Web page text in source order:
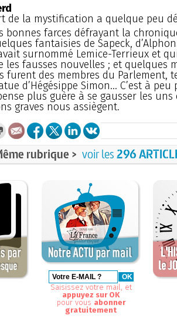
de la mystification a quelque peu
bonnes farces défrayant la
fantaisies de Sapeck,
surnommé Lemice-Terrieux et
les fausses nouvelles ; et quelques
furent des membres du Parlement,
d’Hégésippe Simon... C’est à peu
plus guère à se gausser les uns
graves nous assiègent.
rubrique > voir les296
Saisissez votre mail, et
appuyez sur OK
pour vous abonner
gratuitement